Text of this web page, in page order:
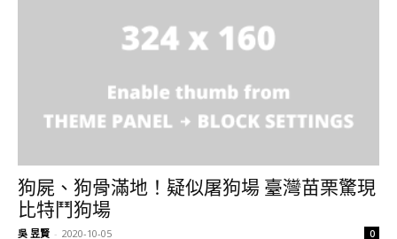
狗屍、狗骨滿地！疑似屠狗場 臺灣苗栗驚現
比特鬥狗場
吳 昱賢 - 2020-10-05 0